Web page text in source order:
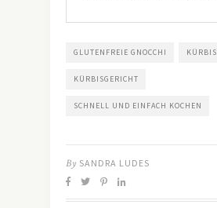
GLUTENFREIE GNOCCHI KÜRBIS
KÜRBISGERICHT
SCHNELL UND EINFACH KOCHEN
By SANDRA LUDES